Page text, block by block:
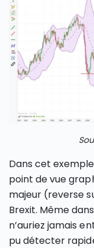
Dans cet
point de vue
majeur (reverse
Brexit. Même
n’auriez jamais
pu détecter